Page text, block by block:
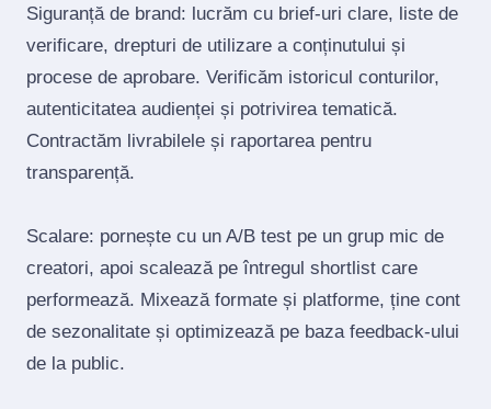
Siguranță de brand: lucrăm cu brief‑uri clare, liste de
verificare, drepturi de utilizare a conținutului și
procese de aprobare. Verificăm istoricul conturilor,
autenticitatea audienței și potrivirea tematică.
Contractăm livrabilele și raportarea pentru
transparență.
Scalare: pornește cu un A/B test pe un grup mic de
creatori, apoi scalează pe întregul shortlist care
performează. Mixează formate și platforme, ține cont
de sezonalitate și optimizează pe baza feedback‑ului
de la public.